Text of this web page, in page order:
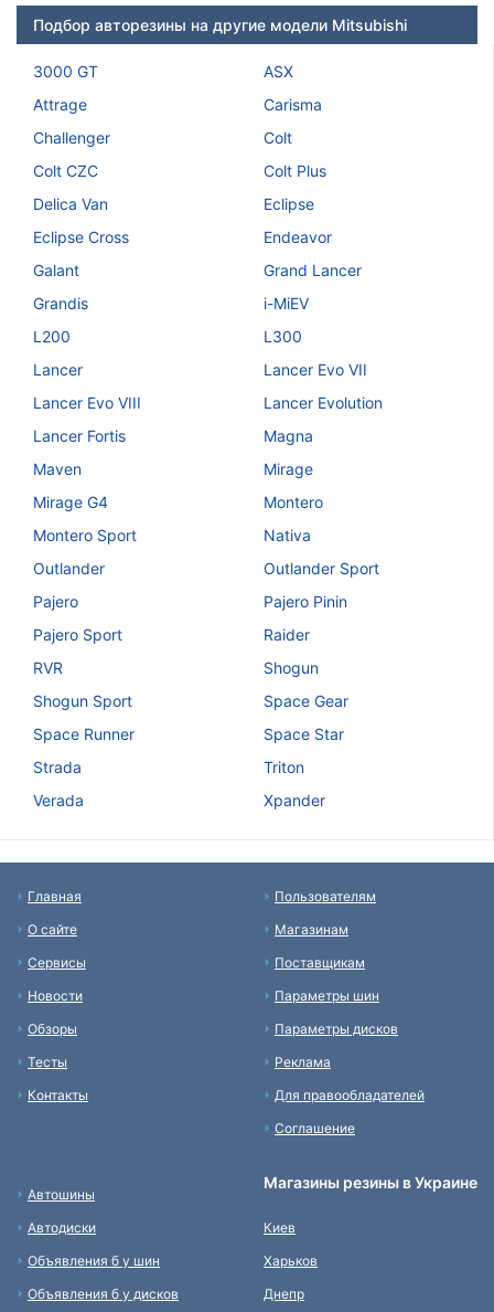
Подбор авторезины на другие модели Mitsubishi
3000 GT
ASX
Attrage
Carisma
Challenger
Colt
Colt CZC
Colt Plus
Delica Van
Eclipse
Eclipse Cross
Endeavor
Galant
Grand Lancer
Grandis
i-MiEV
L200
L300
Lancer
Lancer Evo VII
Lancer Evo VIII
Lancer Evolution
Lancer Fortis
Magna
Maven
Mirage
Mirage G4
Montero
Montero Sport
Nativa
Outlander
Outlander Sport
Pajero
Pajero Pinin
Pajero Sport
Raider
RVR
Shogun
Shogun Sport
Space Gear
Space Runner
Space Star
Strada
Triton
Verada
Xpander
Главная
О сайте
Сервисы
Новости
Обзоры
Тесты
Контакты
Пользователям
Магазинам
Поставщикам
Параметры шин
Параметры дисков
Реклама
Для правообладателей
Соглашение
Автошины
Автодиски
Объявления б у шин
Объявления б у дисков
Магазины резины в Украине
Киев
Харьков
Днепр